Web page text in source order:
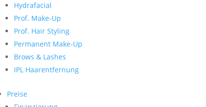
Hydrafacial
Prof. Make-Up
Prof. Hair Styling
Permanent Make-Up
Brows & Lashes
IPL Haarentfernung
Preise